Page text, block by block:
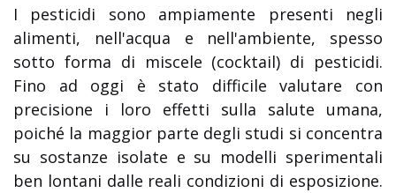
I pesticidi sono ampiamente presenti negli
alimenti, nell'acqua e nell'ambiente, spesso
sotto forma di miscele (cocktail) di pesticidi.
Fino ad oggi è stato difficile valutare con
precisione i loro effetti sulla salute umana,
poiché la maggior parte degli studi si concentra
su sostanze isolate e su modelli sperimentali
ben lontani dalle reali condizioni di esposizione.